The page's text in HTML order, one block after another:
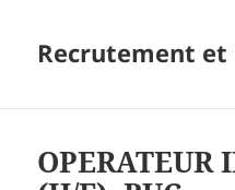
Recrutement et
OPERATEUR